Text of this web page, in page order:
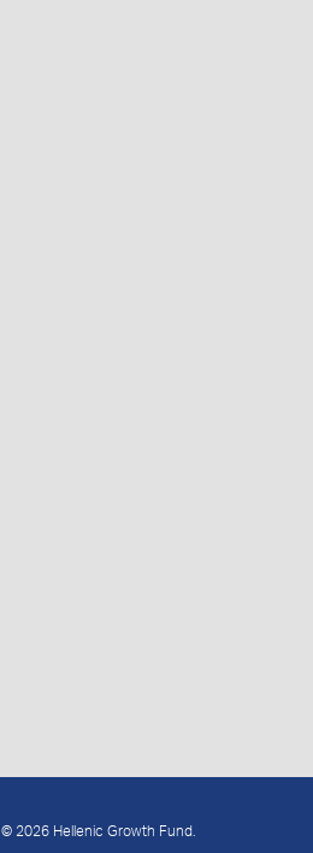
© 2026 Hellenic Growth Fund.